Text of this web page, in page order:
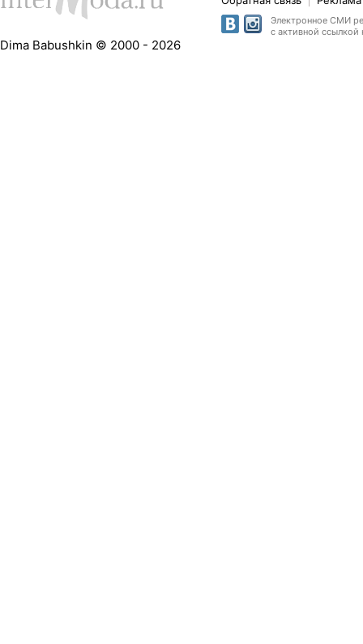
Dima Babushkin © 2000 - 2026
Электронное СМИ
с активной ссылкой